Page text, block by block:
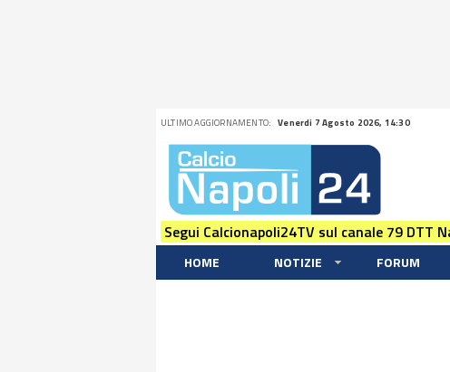
ULTIMO AGGIORNAMENTO: Venerdi 7 Agosto 2026, 14:30
Segui Calcionapoli24TV sul canale 79 DTT
HOME NOTIZIE FORUM